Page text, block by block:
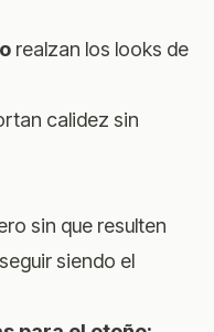
realzan los looks de
calidez sin
sin que resulten
siendo el